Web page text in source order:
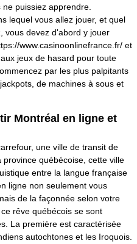
puissiez apprendre.
lequel vous allez jouer, et quel
vous devez d'abord y jouer
www.casinoonlinefrance.fr/ et
jeux de hasard pour toute
par les plus palpitants
de machines à sous et
Montréal en ligne et
une ville de transit de
québécoise, cette ville
entre la langue française
ligne non seulement vous
de la façonnée selon votre
rêve québécois se sont
La première est caractérisée
autochtones et les Iroquois.